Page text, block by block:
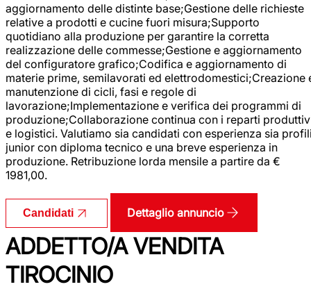
aggiornamento delle distinte base;Gestione delle richieste
relative a prodotti e cucine fuori misura;Supporto
quotidiano alla produzione per garantire la corretta
realizzazione delle commesse;Gestione e aggiornamento
del configuratore grafico;Codifica e aggiornamento di
materie prime, semilavorati ed elettrodomestici;Creazione
manutenzione di cicli, fasi e regole di
lavorazione;Implementazione e verifica dei programmi di
produzione;Collaborazione continua con i reparti
e logistici. Valutiamo sia candidati con esperienza sia
junior con diploma tecnico e una breve esperienza in
produzione. Retribuzione lorda mensile a partire da €
1981,00.
Candidati Dettaglio annuncio
ADDETTO/A VENDITA
TIROCINIO